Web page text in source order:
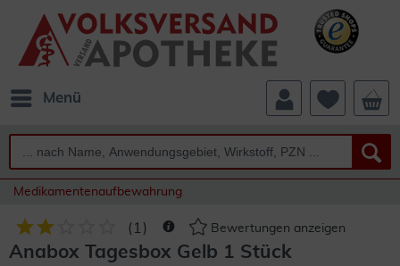
Menü
Medikamentenaufbewahrung
( 1 ) Bewertungen anzeigen
Anabox Tagesbox Gelb 1 Stück